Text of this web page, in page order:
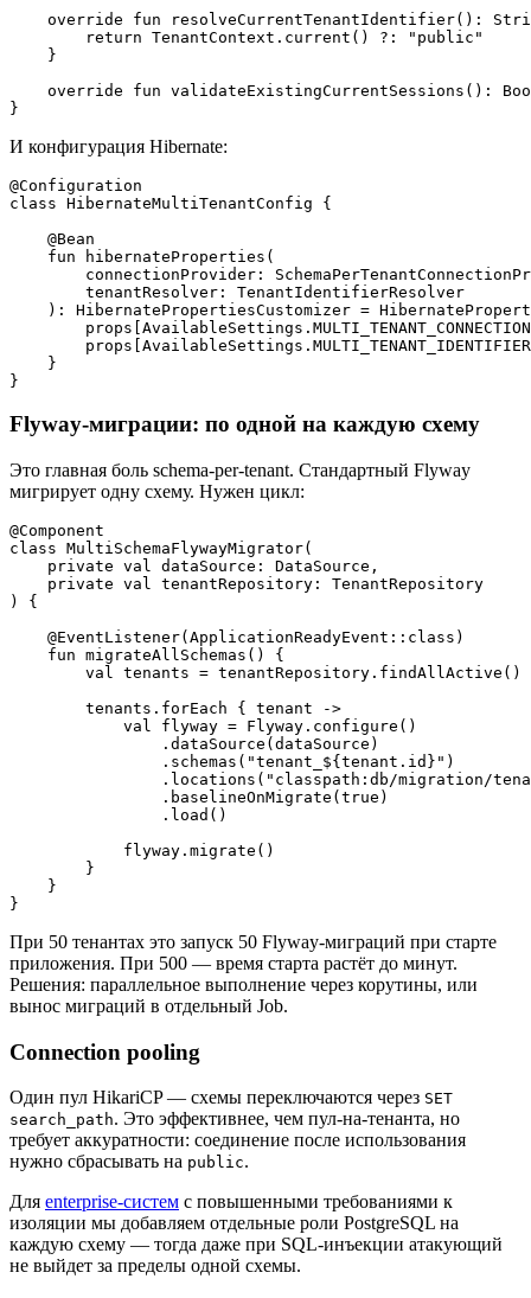
override fun resolveCurrentTenantIdentifier():
        return TenantContext.current() ?: "public"
    }
override fun validateExistingCurrentSessions():
И конфигурация Hibernate:
@Configuration
class HibernateMultiTenantConfig {
    @Bean
    fun hibernateProperties(
connectionProvider:
        tenantResolver: TenantIdentifierResolver
): HibernatePropertiesCustomizer =
    }
Flyway-миграции: по одной на каждую схему
Это главная боль schema-per-tenant. Стандартный Flyway
мигрирует одну схему. Нужен цикл:
@Component
class MultiSchemaFlywayMigrator(
    private val dataSource: DataSource,
    private val tenantRepository: TenantRepository
) {
    @EventListener(ApplicationReadyEvent::class)
    fun migrateAllSchemas() {
        val tenants = tenantRepository.findAllActive()
        tenants.forEach { tenant ->
            val flyway = Flyway.configure()
                .dataSource(dataSource)
                .schemas("tenant_${tenant.id}")
.locations("classpath:db/migration/
                .baselineOnMigrate(true)
                .load()
            flyway.migrate()
        }
    }
При 50 тенантах это запуск 50 Flyway-миграций при старте
приложения. При 500 — время старта растёт до минут.
Решения: параллельное выполнение через корутины, или
вынос миграций в отдельный Job.
Connection pooling
Один пул HikariCP — схемы переключаются через SET
search_path. Это эффективнее, чем пул-на-тенанта, но
требует аккуратности: соединение после использования
нужно сбрасывать на public.
Для enterprise-систем с повышенными требованиями к
изоляции мы добавляем отдельные роли PostgreSQL на
каждую схему — тогда даже при SQL-инъекции атакующий
не выйдет за пределы одной схемы.